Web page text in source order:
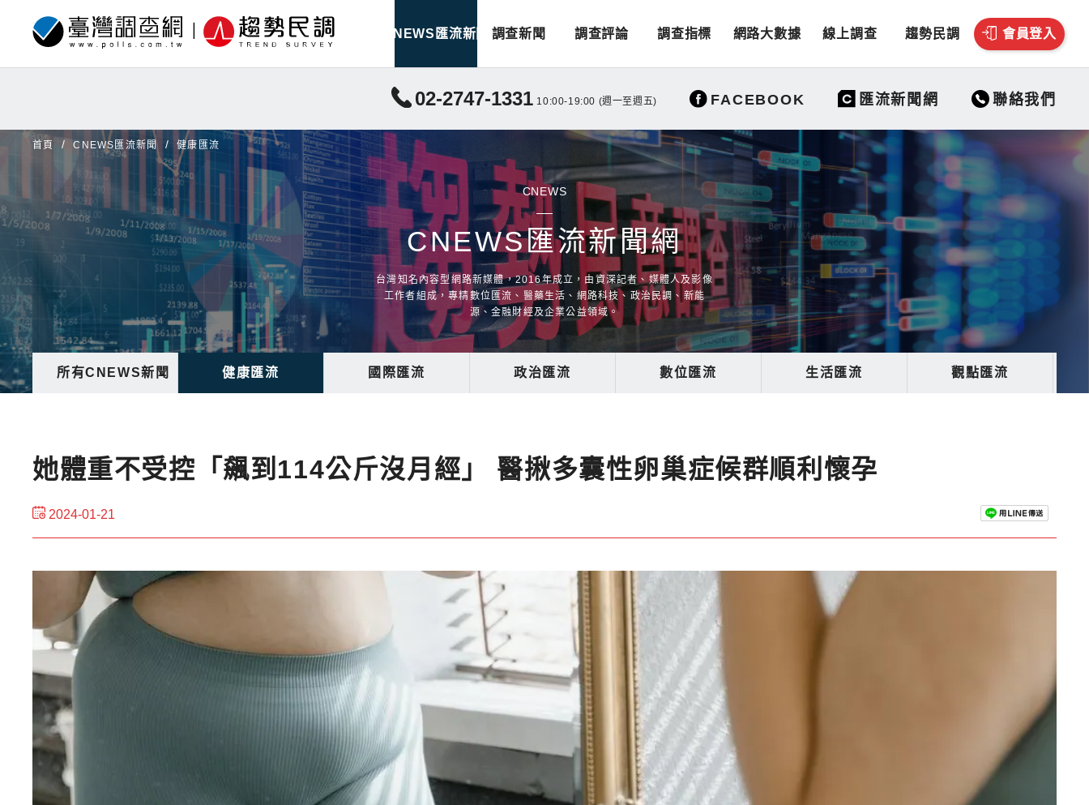
CNEWS匯流新聞 調查新聞 調查評論 調查指標 網路大數據 線上調查 趨勢民調 會員登入
02-2747-1331 10:00-19:00 (週一至週五) FACEBOOK 匯流新聞網 聯絡我們
首頁 CNEWS匯流新聞 健康匯流
CNEWS
CNEWS匯流新聞網
台灣知名內容型網路新媒體，2016年成立，由資深記者、媒體人及影像
工作者組成，專精數位匯流、醫藥生活、網路科技、政治民調、新能
源、金融財經及企業公益領域。
所有CNEWS新聞 健康匯流 國際匯流 政治匯流 數位匯流 生活匯流 觀點匯流
她體重不受控「飆到114公斤沒月經」 醫揪多囊性卵巢症候群順利懷孕
2024-01-21